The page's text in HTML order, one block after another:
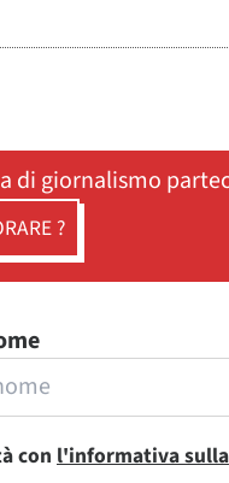
di giornalismo
?
con l'informativa sulla